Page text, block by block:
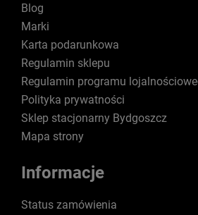
Blog
Marki
Karta podarunkowa
Regulamin sklepu
Regulamin programu
Polityka prywatności
Sklep stacjonarny Bydgoszcz
Mapa strony
Informacje
Status zamówienia